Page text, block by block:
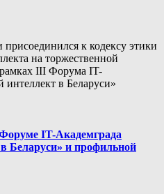
к кодексу этики
на торжественной
III Форума IT-
в Беларуси»
IT-Академграда
Беларуси» и профильной